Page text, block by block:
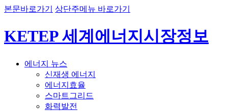
본문바로가기 상단주메뉴 바로가기
KETEP 세계에너지시장정보
에너지 뉴스
신재생 에너지
에너지효율
스마트그리드
화력발전